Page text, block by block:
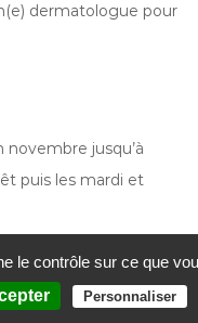
dermatologue pour
jusqu’à
puis les mardi et
20ème (Saint
le contrôle sur ce que
Personnaliser